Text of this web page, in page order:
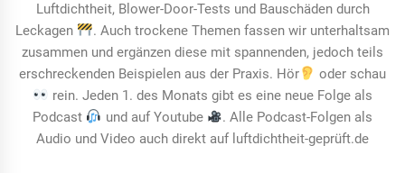
Luftdichtheit, Blower-Door-Tests und Bauschäden durch
Leckagen
. Auch trockene Themen fassen wir unterhaltsam
zusammen und ergänzen diese mit spannenden, jedoch teils
erschreckenden Beispielen aus der Praxis. Hör
oder schau
rein. Jeden 1. des Monats gibt es eine neue Folge als
Podcast
und auf Youtube
. Alle Podcast-Folgen als
Audio und Video auch direkt auf luftdichtheit-geprüft.de